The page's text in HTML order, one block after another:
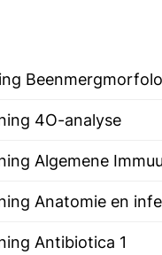
4O-analyse
Algemene
Anatomie en
Antibiotica 1